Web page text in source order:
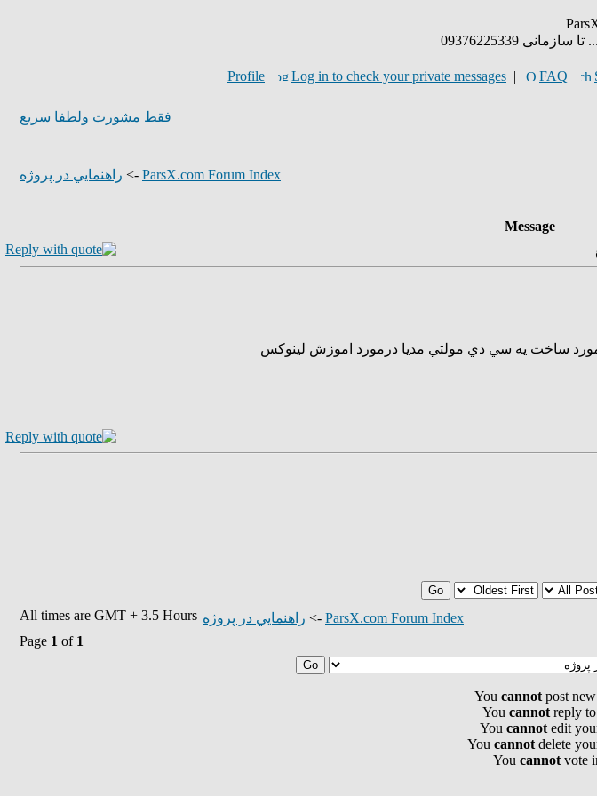
09376225339
Profile Log in to check your private messages | FAQ
فقط مشورت ولطفا سريع
ParsX.com Forum Index
-> راهنمايي در پروژه
Message
ساخت يه سي دي مولتي مديا درمورد اموزش لينوكس
ParsX.com Forum Index
-> راهنمايي در پروژه All times are GMT + 3.5 Hours
Page 1 of 1
You cannot post
You cannot reply
You cannot edit
You cannot delete
You cannot vote